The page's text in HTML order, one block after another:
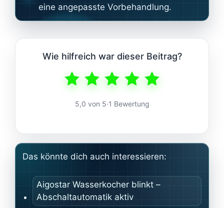
eine angepasste Vorbehandlung.
Wie hilfreich war dieser Beitrag?
5,0 von 5·1 Bewertung
Das könnte dich auch interessieren:
Aigostar Wasserkocher blinkt –
Abschaltautomatik aktiv